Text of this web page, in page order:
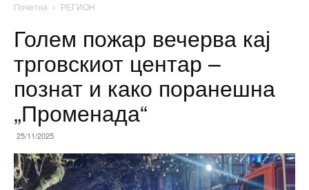
Почетна РЕГИОН
Голем пожар вечерва кај
трговскиот центар –
познат и како поранешна
„Променада“
25/11/2025